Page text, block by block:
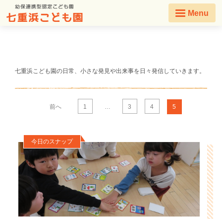
Menu
七重浜こども園の日常、小さな発見や出来事を日々発信していきます。
前へ 1 … 3 4 5
今日のスナップ